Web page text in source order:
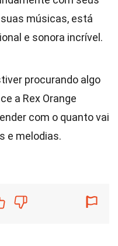
músicas, está
e sonora incrível.
procurando algo
a Rex Orange
com o quanto vai
e melodias.